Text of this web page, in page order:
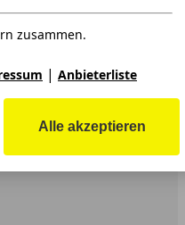
Online-Automarkt.
zusammen.
| Anbieterliste
Alle akzeptieren